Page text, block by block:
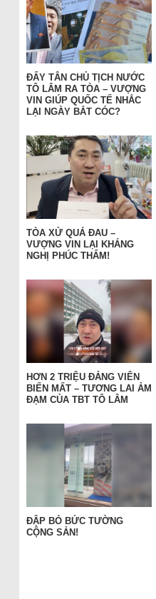
ĐẨY TÂN CHỦ TỊCH NƯỚC
TÔ LÂM RA TÒA – VƯỢNG
VIN GIÚP QUỐC TẾ NHẮC
LẠI NGÀY BẮT CÓC?
TÒA XỬ QUÁ ĐAU –
VƯỢNG VIN LẠI KHÁNG
NGHỊ PHÚC THẨM!
HƠN 2 TRIỆU ĐẢNG VIÊN
BIẾN MẤT – TƯƠNG LAI ẢM
ĐẠM CỦA TBT TÔ LÂM
ĐẬP BỎ BỨC TƯỜNG
CỘNG SẢN!